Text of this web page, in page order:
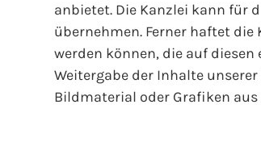
anbietet. Die Kanzlei kann für
übernehmen. Ferner haftet
werden können, die auf
Weitergabe der Inhalte
Bildmaterial oder Grafiken aus